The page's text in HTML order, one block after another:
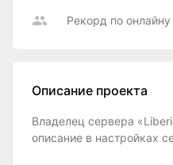
Рекорд по онлайну
Описание проекта
Владелец сервера
описание в настройках